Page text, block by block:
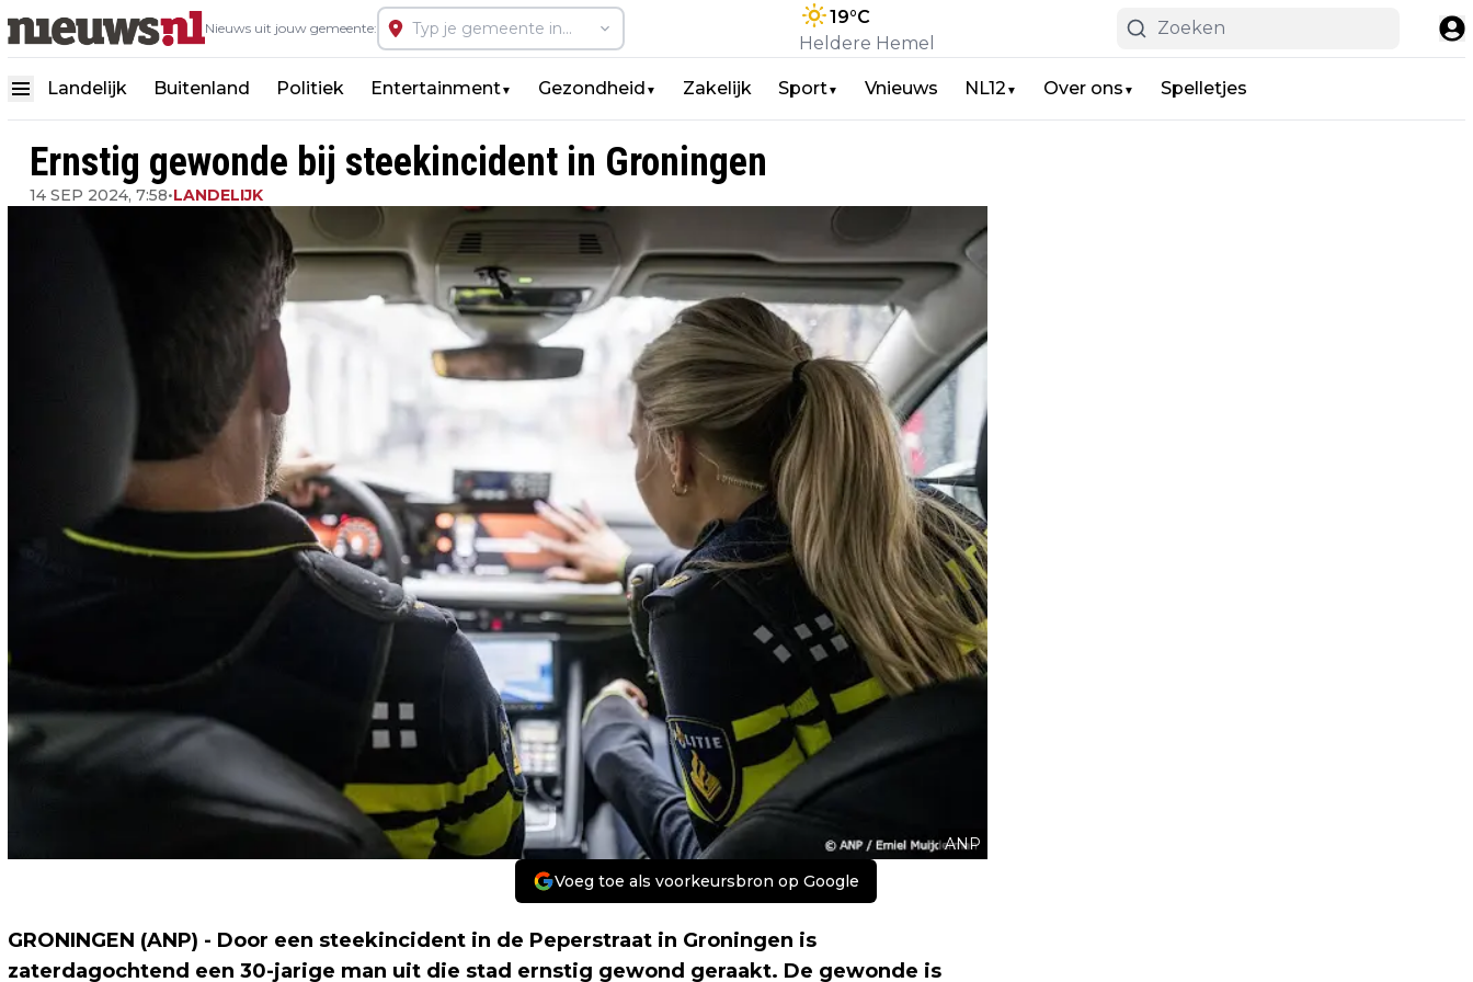
Nieuws uit jouw gemeente:
19°C
Heldere Hemel
Landelijk Buitenland Politiek Entertainment▼ Gezondheid ▼ Zakelijk Sport▼ Vnieuws NL12 ▼ Over ons ▼ Spelletjes
Ernstig gewonde bij steekincident in Groningen
14 SEP 2024, 7:58•LANDELIJK
ANP
Voeg toe als voorkeursbron op Google
GRONINGEN (ANP) - Door een steekincident in de Peperstraat in Groningen is
zaterdagochtend een 30-jarige man uit die stad ernstig gewond geraakt. De gewonde is